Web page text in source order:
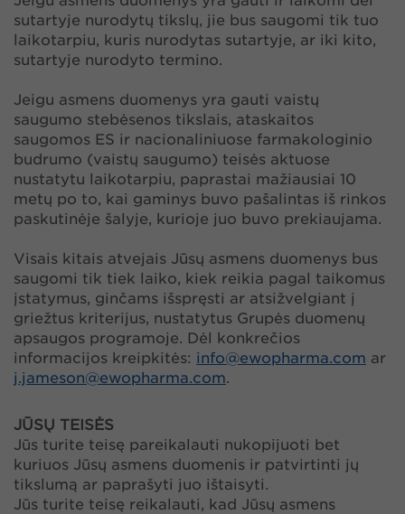
sutartyje nurodytų tikslų, jie bus saugomi tik tuo
laikotarpiu, kuris nurodytas sutartyje, ar iki kito,
sutartyje nurodyto termino.
Jeigu asmens duomenys yra gauti vaistų
saugumo stebėsenos tikslais, ataskaitos
saugomos ES ir nacionaliniuose farmakologinio
budrumo (vaistų saugumo) teisės aktuose
nustatytu laikotarpiu, paprastai mažiausiai 10
metų po to, kai gaminys buvo pašalintas iš rinkos
paskutinėje šalyje, kurioje juo buvo prekiaujama.
Visais kitais atvejais Jūsų asmens duomenys bus
saugomi tik tiek laiko, kiek reikia pagal taikomus
įstatymus, ginčams išspręsti ar atsižvelgiant į
griežtus kriterijus, nustatytus Grupės duomenų
apsaugos programoje. Dėl konkrečios
informacijos kreipkitės: info@ewopharma.com ar
j.jameson@ewopharma.com.
JŪSŲ TEISĖS
Jūs turite teisę pareikalauti nukopijuoti bet
kuriuos Jūsų asmens duomenis ir patvirtinti jų
tikslumą ar paprašyti juo ištaisyti.
Jūs turite teisę reikalauti, kad Jūsų asmens